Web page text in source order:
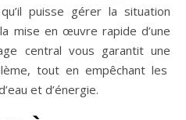
puisse gérer la situation
mise en œuvre rapide d’une
central vous garantit une
tout en empêchant les
et d’énergie.